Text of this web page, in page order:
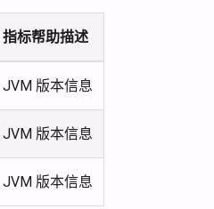
指标帮助描述
JVM 版本信息
JVM 版本信息
JVM 版本信息